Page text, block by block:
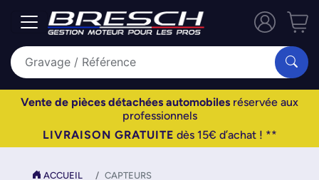
Vente de pièces détachées automobiles réservée aux
professionnels
LIVRAISON GRATUITE dès 15€ d’achat ! **
ACCUEIL CAPTEURS